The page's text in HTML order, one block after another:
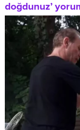
doğdunuz’